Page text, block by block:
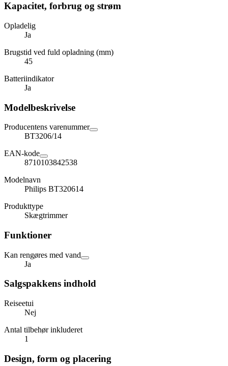
Kapacitet, forbrug og strøm
Opladelig
Ja
Brugstid ved fuld opladning (mm)
45
Batteriindikator
Ja
Modelbeskrivelse
Producentens varenummer
BT3206/14
EAN-kode
8710103842538
Modelnavn
Philips BT320614
Produkttype
Skægtrimmer
Funktioner
Kan rengøres med vand
Ja
Salgspakkens indhold
Reiseetui
Nej
Antal tilbehør inkluderet
1
Design, form og placering